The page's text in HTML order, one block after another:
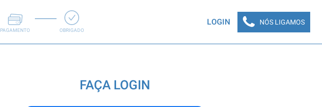
PAGAMENTO OBRIGADO
LOGIN NÓS LIGAMOS
FAÇA LOGIN